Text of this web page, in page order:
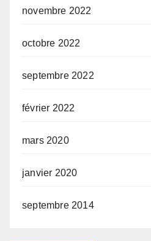
novembre 2022
octobre 2022
septembre 2022
février 2022
mars 2020
janvier 2020
septembre 2014